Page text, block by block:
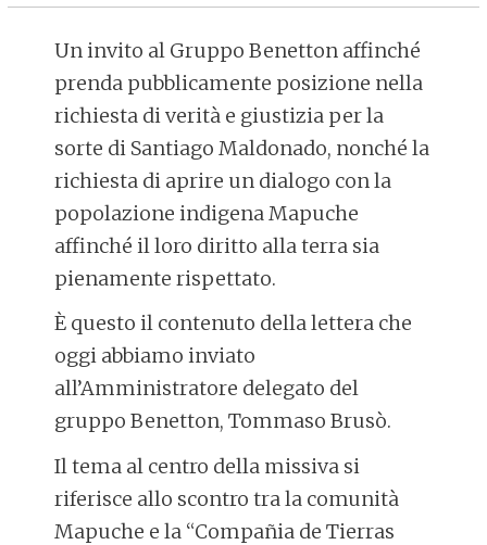
Un invito al Gruppo Benetton affinché
prenda pubblicamente posizione nella
richiesta di verità e giustizia per la
sorte di Santiago Maldonado, nonché la
richiesta di aprire un dialogo con la
popolazione indigena Mapuche
affinché il loro diritto alla terra sia
pienamente rispettato.
È questo il contenuto della lettera che
oggi abbiamo inviato
all’Amministratore delegato del
gruppo Benetton, Tommaso Brusò.
Il tema al centro della missiva si
riferisce allo scontro tra la comunità
Mapuche e la “Compañia de Tierras